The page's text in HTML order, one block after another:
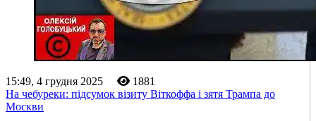
15:49, 4 грудня 2025
1881
На чебуреки: підсумок візиту Віткоффа і зятя Трампа до
Москви